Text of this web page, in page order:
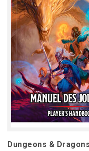
Dungeons &